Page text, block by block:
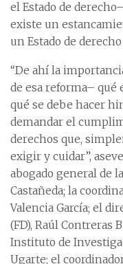
el Estado de
existe un
un Estado de
“De ahí la
de esa reforma– qué
qué se debe hacer
demandar el
derechos que,
exigir y cuidar”,
abogado general de
Castañeda; la
Valencia García; el
(FD), Raúl Contreras
Instituto de
Ugarte; el